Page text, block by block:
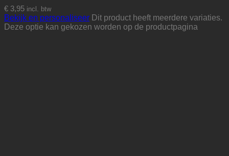
€ 3,95 incl. btw
Bekijk en personaliseer Dit product heeft meerdere variaties.
Deze optie kan gekozen worden op de productpagina